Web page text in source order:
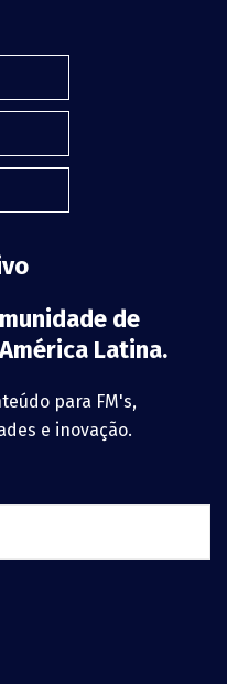
de
Latina.
para FM's,
e inovação.